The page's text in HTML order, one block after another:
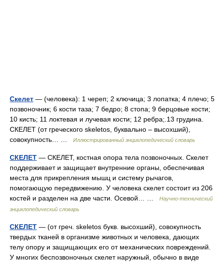
Скелет — (человека): 1 череп; 2 ключица; 3 лопатка; 4 плечо; 5
позвоночник; 6 кости таза; 7 бедро; 8 стопа; 9 берцовые кости;
10 кисть; 11 локтевая и лучевая кости; 12 ребра;.13 грудина.
СКЕЛЕТ (от греческого skeletos, буквально – высохший),
совокупность… …
Иллюстрированный энциклопедический словарь
СКЕЛЕТ — СКЕЛЕТ, костная опора тела позвоночных. Скелет
поддерживает и защищает внутренние органы, обеспечивая
места для прикрепления мышц и систему рычагов,
помогающую передвижению. У человека скелет состоит из 206
костей и разделен на две части. Осевой… …
Научно-технический
энциклопедический словарь
СКЕЛЕТ — (от греч. skeletos букв. высохший), совокупность
твердых тканей в организме животных и человека, дающих
телу опору и защищающих его от механических повреждений.
У многих беспозвоночных скелет наружный, обычно в виде